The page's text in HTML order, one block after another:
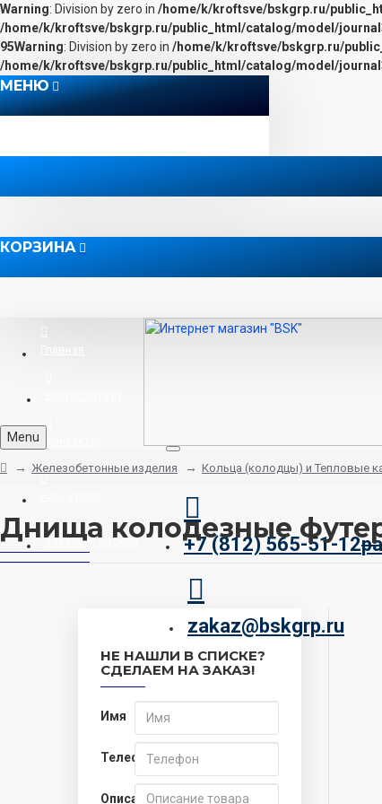
Warning: Division by zero in /home/k/kroftsve/bskgrp.ru/
/home/k/kroftsve/bskgrp.ru/public_html/catalog/model/
95Warning: Division by zero in /home/k/kroftsve/bskgrp.ru/
/home/k/kroftsve/bskgrp.ru/public_html/catalog/model/
МЕНЮ
КОРЗИНА
Заказать звонок +7 (812) 565-51-12
zakaz@bskgrp.ru
Menu
Железобетонные изделия Кольца (колодцы) и Тепловые
Днища колодезные
НЕ НАШЛИ В СПИСКЕ?
СДЕЛАЕМ НА ЗАКАЗ!
Имя
Телефон
Описание